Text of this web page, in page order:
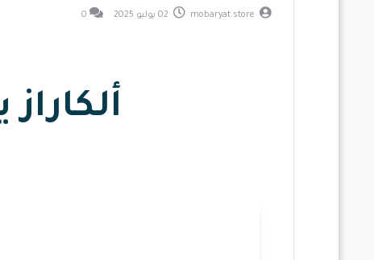
mobaryat.store
0